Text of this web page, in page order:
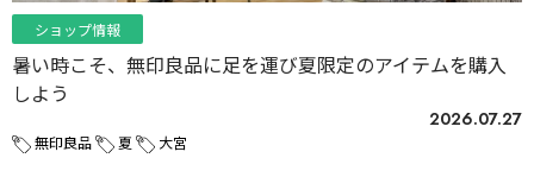
ショップ情報
暑い時こそ、無印良品に足を運び夏限定のアイテムを購入
しよう
2026.07.27
無印良品 夏 大宮